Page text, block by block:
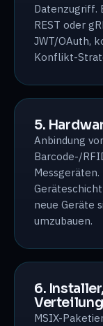
Datenzugriff.
REST oder
JWT/OAuth,
Konflikt-
5.
Anbindung
Barcode-/
neue Geräte
umzubauen.
6.
Verteilung
MSIX-